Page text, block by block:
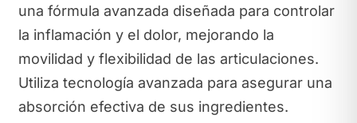
una fórmula avanzada diseñada para controlar
la inflamación y el dolor, mejorando la
movilidad y flexibilidad de las articulaciones.
Utiliza tecnología avanzada para asegurar una
absorción efectiva de sus ingredientes.